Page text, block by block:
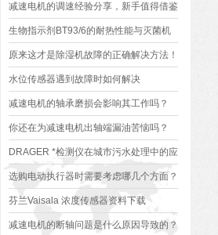
减速电机的调速经验分享，新手值得借鉴
生物指示剂BT93/6的耐热性能与灭菌机
制解析​
原来这才是除湿机故障的正确解决方法！
水位传感器遇到故障时如何解决
减速电机的轴承磨损会影响其工作吗？
你还在为减速电机出轴端漏油苦恼吗？
DRAGER *检测仪在城市污水处理中的应
用及效果评价
选购电动执行器时需要考虑哪几个方面？
芬兰Vaisala 浓度传感器资料下载
HPP271
减速电机的断轴问题是什么原因导致的？